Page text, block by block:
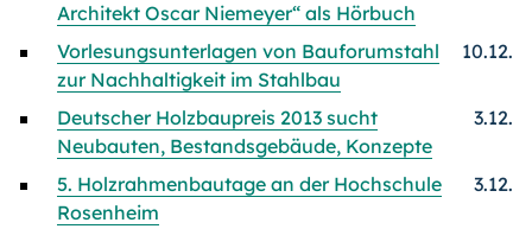
Architekt Oscar Niemeyer“ als Hörbuch
Vorlesungsunterlagen von Bauforumstahl
zur Nachhaltigkeit im Stahlbau
10.12.
Deutscher Holzbaupreis 2013 sucht
Neubauten, Bestandsgebäude, Konzepte
3.12.
5. Holzrahmenbautage an der Hochschule
Rosenheim
3.12.